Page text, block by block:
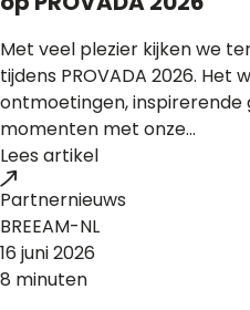
Met veel plezier kijken we
tijdens PROVADA 2026. Het
ontmoetingen,
momenten met onze...
Lees artikel
Partnernieuws
BREEAM-NL
16 juni 2026
8 minuten